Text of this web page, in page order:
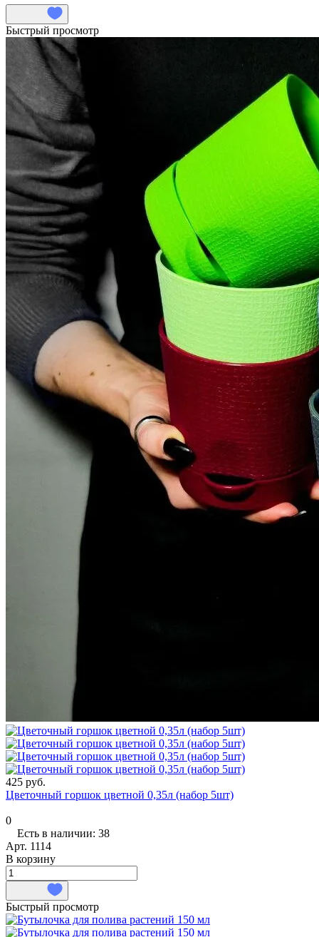
Быстрый просмотр
425 руб.
Цветочный горшок цветной 0,35л (набор 5шт)
0
Есть в наличии: 38
Арт. 1114
В корзину
Быстрый просмотр